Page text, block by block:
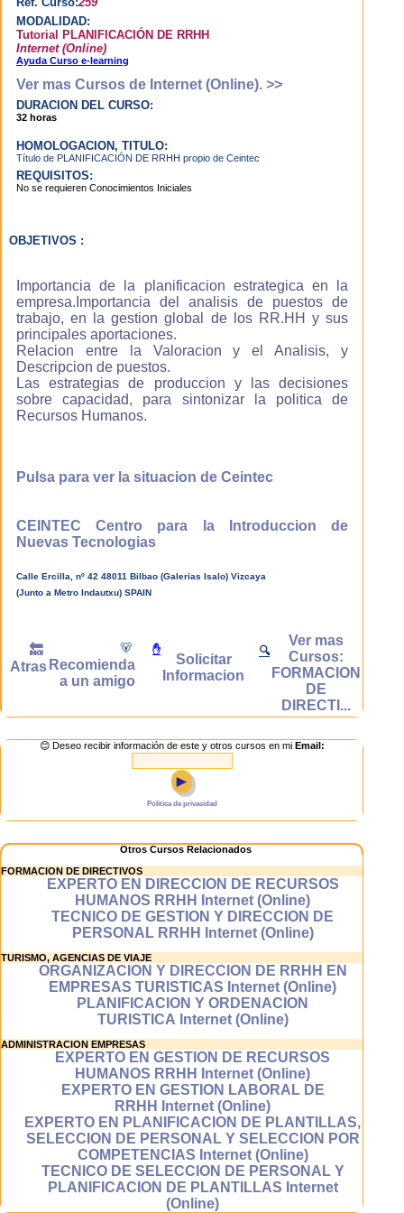
MODALIDAD:
Tutorial PLANIFICACIÓN DE RRHH
Internet (Online)
Ayuda Curso e-learning
inteligente que se
alumno, de forma
que cuando
estudias el
través de tú
proceso de
evaluando los
¿Cuáles son las ventajas del e-
learning frente a otros métodos
de aprendizaje?
Aprenderás más
rápidamente
Con nuestro
aprenderás en
método de
estudio
que estudias a tu
propio ritmo con
materia es
explicada con
contenidos
decir con
esquemas,
fotografias,
sonido y videos
por lo que
de forma más
eficaz.
Aprenderás
comodamente
Nuestros cursos
te permiten
aprender comoda
y fácilmente ya
que se trata de
cursos virtuales
interactivos en
los que el alumno
adquiere los
conocimientos
de una forma
natural guiado
por el ordenador
invirtiendo un
esfuerzo mucho
Ver mas Cursos de Internet (Online). >>
DURACION DEL CURSO:
32 horas
HOMOLOGACION, TITULO:
Título de PLANIFICACIÓN DE RRHH propio de Ceintec
REQUISITOS:
No se requieren Conocimientos Iniciales
OBJETIVOS :
Importancia de la planificacion estrategica en la
empresa.Importancia del analisis de puestos de
trabajo, en la gestion global de los RR.HH y sus
principales aportaciones.
Relacion entre la Valoracion y el Analisis, y
Descripcion de puestos.
Las estrategias de produccion y las decisiones
sobre capacidad, para sintonizar la politica de
Recursos Humanos.
Pulsa para ver la situacion de Ceintec
CEINTEC Centro para la Introduccion de
Nuevas Tecnologias
Calle Ercilla, nº 42 48011 Bilbao (Galerias Isalo) Vizcaya
(Junto a Metro Indautxu) SPAIN
🔙
Atras
🐻
Recomienda
a un amigo
✋
Solicitar
Informacion
🔍
Ver mas
Cursos:
FORMACION
DE
DIRECTI...
😊 Deseo recibir información de este y otros cursos en mi Email:
►
Politica de privacidad
Otros Cursos Relacionados
FORMACION DE DIRECTIVOS
EXPERTO EN DIRECCION DE RECURSOS
HUMANOS RRHH Internet (Online)
TECNICO DE GESTION Y DIRECCION DE
PERSONAL RRHH Internet (Online)
TURISMO, AGENCIAS DE VIAJE
ORGANIZACION Y DIRECCION DE RRHH EN
EMPRESAS TURISTICAS Internet (Online)
PLANIFICACION Y ORDENACION
TURISTICA Internet (Online)
ADMINISTRACION EMPRESAS
EXPERTO EN GESTION DE RECURSOS
HUMANOS RRHH Internet (Online)
EXPERTO EN GESTION LABORAL DE
RRHH Internet (Online)
EXPERTO EN PLANIFICACION DE PLANTILLAS,
SELECCION DE PERSONAL Y SELECCION POR
COMPETENCIAS Internet (Online)
TECNICO DE SELECCION DE PERSONAL Y
PLANIFICACION DE PLANTILLAS Internet
(Online)